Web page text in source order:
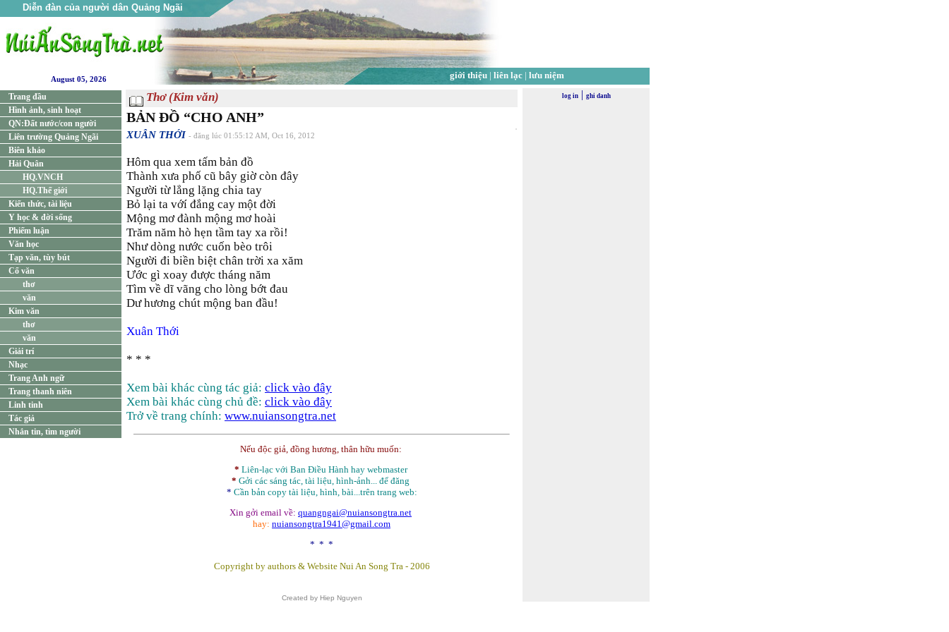
Diễn đàn của người dân Quảng Ngãi
giới thiệu| liên lạc| lưu niệm
August 05, 2026
Trang đầu
Hình ảnh, sinh hoạt
QN:Đất nước/con người
Liên trường Quảng Ngãi
Biên khảo
Hải Quân
HQ.VNCH
HQ.Thế giới
Kiến thức, tài liệu
Y học & đời sống
Phiếm luận
Văn học
Tạp văn, tùy bút
Cổ văn
thơ
văn
Kim văn
thơ
văn
Giải trí
Nhạc
Trang Anh ngữ
Trang thanh niên
Linh tinh
Tác giả
Nhắn tin, tìm người
Thơ (Kim văn)
BẢN ĐỒ “CHO ANH”
XUÂN THỚI - đăng lúc 01:55:12 AM, Oct 16, 2012
Hôm qua xem tấm bản đồ
Thành xưa phố cũ bây giờ còn đây
Người từ lẳng lặng chia tay
Bỏ lại ta vớí đắng cay một đời
Mộng mơ đành mộng mơ hoài
Trăm năm hò hẹn tầm tay xa rồi!
Như dòng nước cuốn bèo trôi
Người đi biền biệt chân trời xa xăm
Ước gì xoay được tháng năm
Tìm về dĩ vãng cho lòng bớt đau
Dư hương chút mộng ban đầu!
Xuân Thới
* * *
Xem bài khác cùng tác giả: click vào đây
Xem bài khác cùng chủ đề: click vào đây
Trở về trang chính: www.nuiansongtra.net
Nếu độc giả, đồng hương, thân hữu muốn:
* Liên-lạc với Ban Điều Hành hay webmaster
* Gởi các sáng tác, tài liệu, hình-ảnh... để đăng
* Cần bản copy tài liệu, hình, bài...trên trang web:
Xin gởi email về: quangngai@nuiansongtra.net
hay: nuiansongtra1941@gmail.com
* * *
Copyright by authors & Website Nui An Song Tra - 2006
Created by Hiep Nguyen
log in| ghi danh